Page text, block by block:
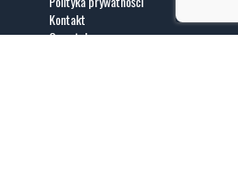
Kontakt
O portalu